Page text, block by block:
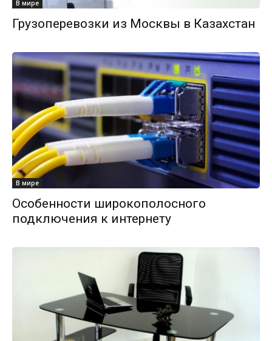
В мире
Грузоперевозки из Москвы в Казахстан
В мире
Особенности широкополосного
подключения к интернету